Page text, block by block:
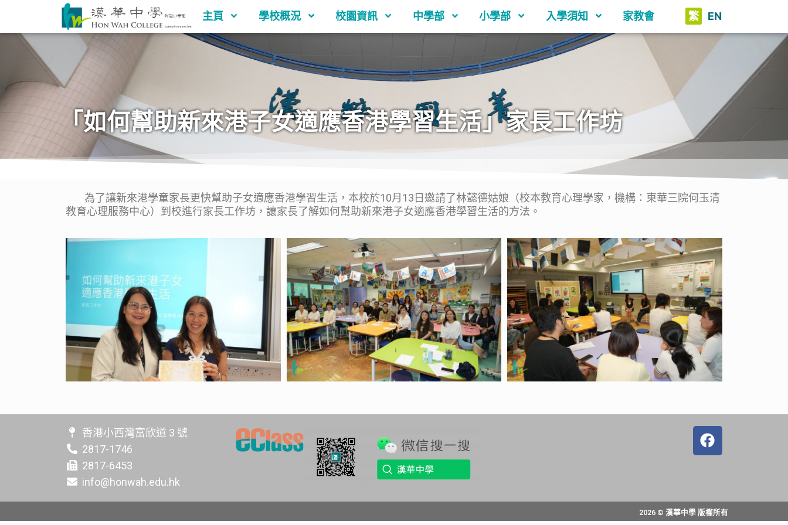
主頁 學校概況 校園資訊 中學部 小學部 入學須知 家教會 繁 EN
「如何幫助新來港子女適應香港學習生活」家長工作坊
為了讓新來港學童家長更快幫助子女適應香港學習生活，本校於10月13日邀請了林懿德姑娘（校本教育心理學家，機構：東華三院何玉清
教育心理服務中心）到校進行家長工作坊，讓家長了解如何幫助新來港子女適應香港學習生活的方法。
香港小西灣富欣道 3 號
2817-1746
2817-6453
info@honwah.edu.hk
2026 © 漢華中學 版權所有